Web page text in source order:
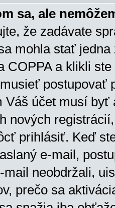
sa, ale
že zadávate
mohla stať
COPPA a klikli
postupovať
Váš účet musí
nových
prihlásiť. Keď
e-mail,
neobdržali,
prečo sa